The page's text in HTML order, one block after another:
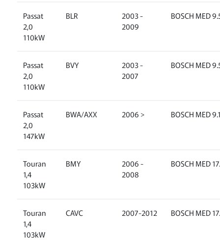
Passat
2,0
110kW
BLR
2003 -
2009
BOSCH MED
Passat
2,0
110kW
BVY
2003 -
2007
BOSCH MED
Passat
2,0
147kW
BWA/AXX 2006 > BOSCH MED
Touran
1,4
103kW
BMY
2006 -
2008
BOSCH MED
Touran
1,4
103kW
CAVC 2007-2012 BOSCH MED